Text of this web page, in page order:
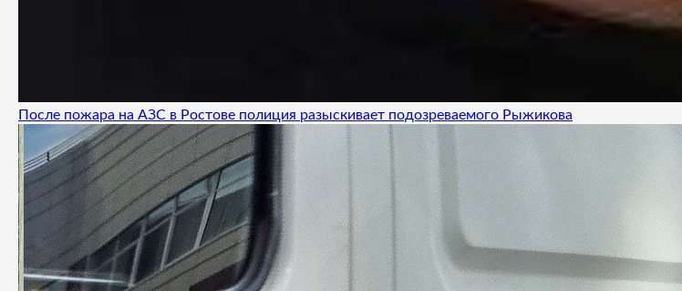
После пожара на АЗС в Ростове полиция разыскивает подозреваемого Рыжикова